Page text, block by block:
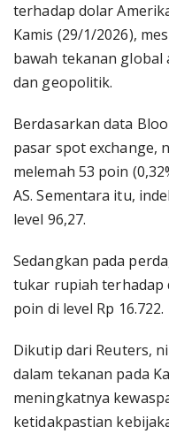
terhadap dolar
Kamis (29/1/2026),
bawah tekanan
dan geopolitik.
Berdasarkan data
pasar spot exchange,
melemah 53 poin
AS. Sementara itu,
level 96,27.
Sedangkan pada
tukar rupiah terhadap
poin di level Rp 16.722.
Dikutip dari Reuters,
dalam tekanan pada
meningkatnya
ketidakpastian